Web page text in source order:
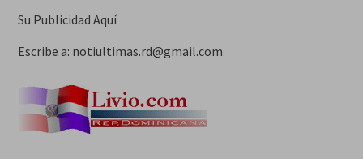
Su Publicidad Aquí
Escribe a: notiultimas.rd@gmail.com